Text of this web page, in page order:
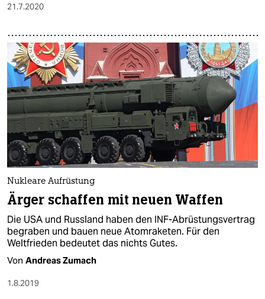
21.7.2020
Nukleare Aufrüstung
Ärger schaffen mit neuen Waffen
Die USA und Russland haben den INF-Abrüstungsvertrag
begraben und bauen neue Atomraketen. Für den
Weltfrieden bedeutet das nichts Gutes.
Von Andreas Zumach
1.8.2019